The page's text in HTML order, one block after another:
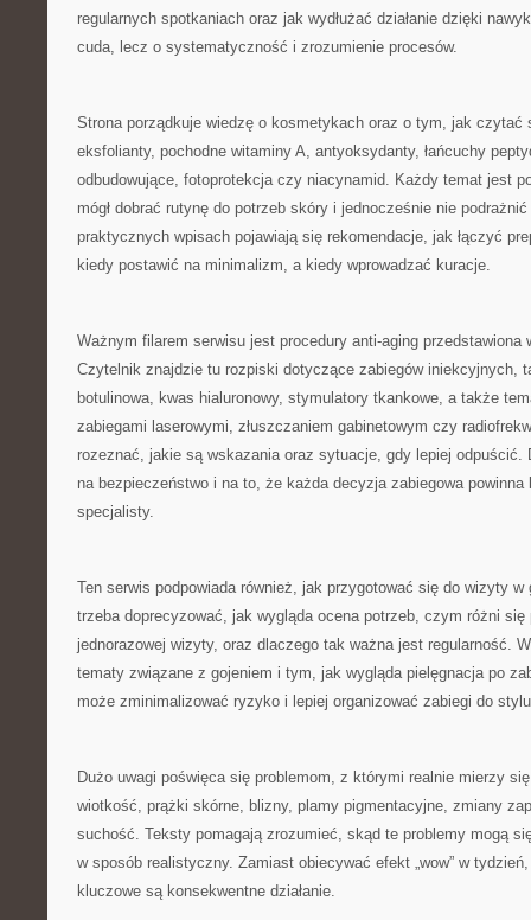
regularnych spotkaniach oraz jak wydłużać działanie dzięki
cuda, lecz o systematyczność i zrozumienie procesów.
Strona porządkuje wiedzę o kosmetykach oraz o tym, jak czytać
eksfolianty, pochodne witaminy A, antyoksydanty, łańcuchy
odbudowujące, fotoprotekcja czy niacynamid. Każdy temat jest
mógł dobrać rutynę do potrzeb skóry i jednocześnie nie
praktycznych wpisach pojawiają się rekomendacje, jak łączyć
kiedy postawić na minimalizm, a kiedy wprowadzać kuracje.
Ważnym filarem serwisu jest procedury anti-aging przedstawiona
Czytelnik znajdzie tu rozpiski dotyczące zabiegów iniekcyjnych,
botulinowa, kwas hialuronowy, stymulatory tkankowe, a także
zabiegami laserowymi, złuszczaniem gabinetowym czy
rozeznać, jakie są wskazania oraz sytuacje, gdy lepiej odpuścić.
na bezpieczeństwo i na to, że każda decyzja zabiegowa powinna
specjalisty.
Ten serwis podpowiada również, jak przygotować się do wizyty
trzeba doprecyzować, jak wygląda ocena potrzeb, czym różni się
jednorazowej wizyty, oraz dlaczego tak ważna jest regularność.
tematy związane z gojeniem i tym, jak wygląda pielęgnacja po
może zminimalizować ryzyko i lepiej organizować zabiegi do
Dużo uwagi poświęca się problemom, z którymi realnie mierzy
wiotkość, prążki skórne, blizny, plamy pigmentacyjne, zmiany
suchość. Teksty pomagają zrozumieć, skąd te problemy mogą
w sposób realistyczny. Zamiast obiecywać efekt „wow” w
kluczowe są konsekwentne działanie.